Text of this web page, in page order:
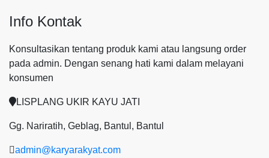
Info Kontak
Konsultasikan tentang produk kami atau langsung order
pada admin. Dengan senang hati kami dalam melayani
konsumen
LISPLANG UKIR KAYU JATI
Gg. Nariratih, Geblag, Bantul, Bantul
admin@karyarakyat.com